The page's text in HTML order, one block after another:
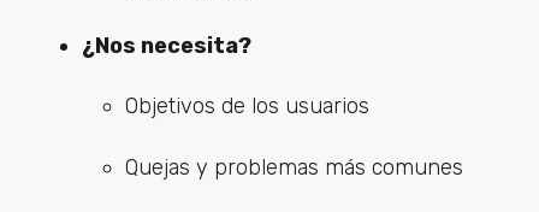
¿Nos necesita?
Objetivos de los usuarios
Quejas y problemas más comunes